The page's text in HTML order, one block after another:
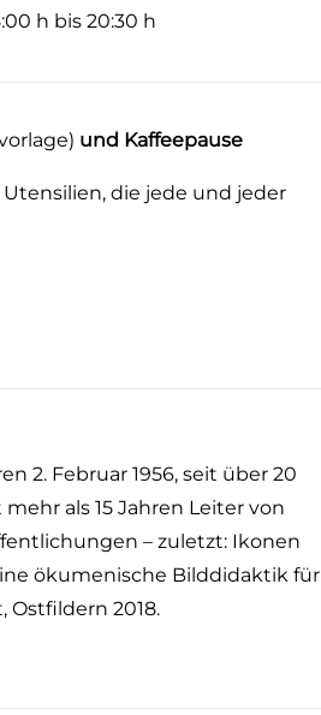
h bis 20:30 h
und Kaffeepause
die jede und jeder
2. Februar 1956, seit über 20
als 15 Jahren Leiter von
– zuletzt: Ikonen
ökumenische Bilddidaktik für
Ostfildern 2018.